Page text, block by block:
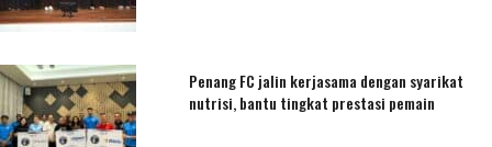
Penang FC jalin kerjasama dengan syarikat
nutrisi, bantu tingkat prestasi pemain